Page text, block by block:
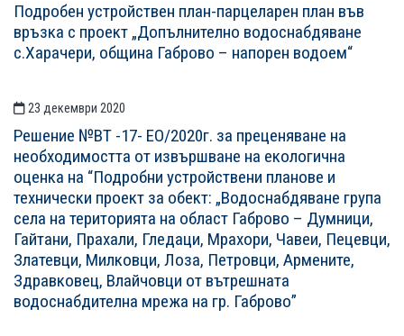
Подробен устройствен план-парцеларен план във
връзка с проект „Допълнително водоснабдяване
с.Харачери, община Габрово – напорен водоем“
23 декември 2020
Решение №ВТ -17- ЕО/2020г. за преценяване на
необходимостта от извършване на екологична
оценка на “Подробни устройствени планове и
технически проект за обект: „Водоснабдяване група
села на територията на област Габрово – Думници,
Гайтани, Прахали, Гледаци, Мрахори, Чавеи, Пецевци,
Златевци, Милковци, Лоза, Петровци, Армените,
Здравковец, Влайчовци от вътрешната
водоснабдителна мрежа на гр. Габрово”